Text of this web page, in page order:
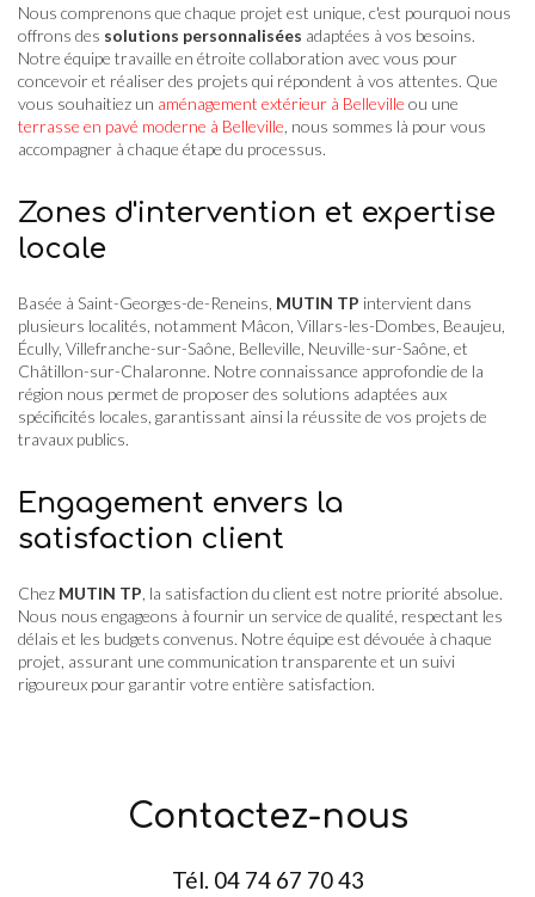
Nous comprenons que chaque projet est unique, c'est pourquoi nous
offrons des solutions personnalisées adaptées à vos besoins.
Notre équipe travaille en étroite collaboration avec vous pour
concevoir et réaliser des projets qui répondent à vos attentes. Que
vous souhaitiez un aménagement extérieur à Belleville ou une
terrasse en pavé moderne à Belleville , nous sommes là pour vous
accompagner à chaque étape du processus.
Zones d'intervention et expertise
locale
Basée à Saint-Georges-de-Reneins, MUTIN TP intervient dans
plusieurs localités, notamment Mâcon, Villars-les-Dombes, Beaujeu,
Écully, Villefranche-sur-Saône, Belleville, Neuville-sur-Saône, et
Châtillon-sur-Chalaronne. Notre connaissance approfondie de la
région nous permet de proposer des solutions adaptées aux
spécificités locales, garantissant ainsi la réussite de vos projets de
travaux publics.
Engagement envers la
satisfaction client
Chez MUTIN TP , la satisfaction du client est notre priorité absolue.
Nous nous engageons à fournir un service de qualité, respectant les
délais et les budgets convenus. Notre équipe est dévouée à chaque
projet, assurant une communication transparente et un suivi
rigoureux pour garantir votre entière satisfaction.
Contactez-nous
Tél. 04 74 67 70 43